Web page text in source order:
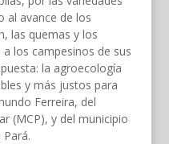
al avance de los
las quemas y los
los campesinos de sus
la agroecología
y más justos para
Ferreira, del
(MCP), y del municipio